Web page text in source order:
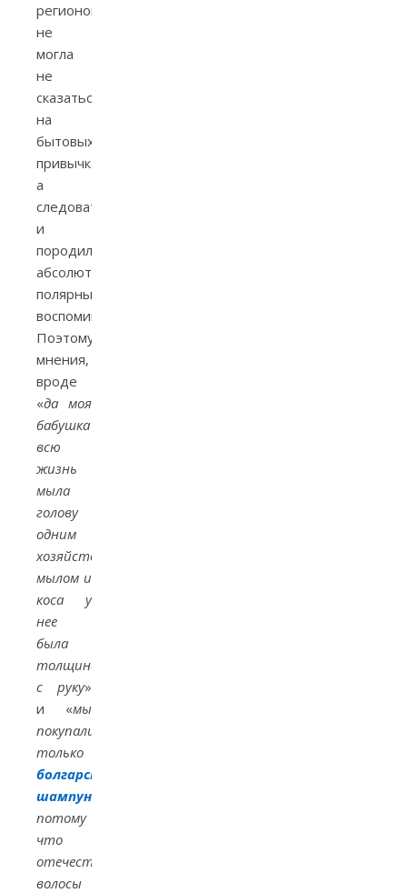
регионов
не
могла
не
сказаться
на
бытовых
привычках,
а
следовательно,
и
породила
абсолютно
полярные
воспоминания.
Поэтому
мнения,
вроде
«да моя
бабушка
всю
жизнь
мыла
голову
одним
хозяйственным
мылом и
коса у
нее
была
толщиной
с руку»
и «мы
покупали
только
болгарские
шампуни
потому
что
отечественные
волосы